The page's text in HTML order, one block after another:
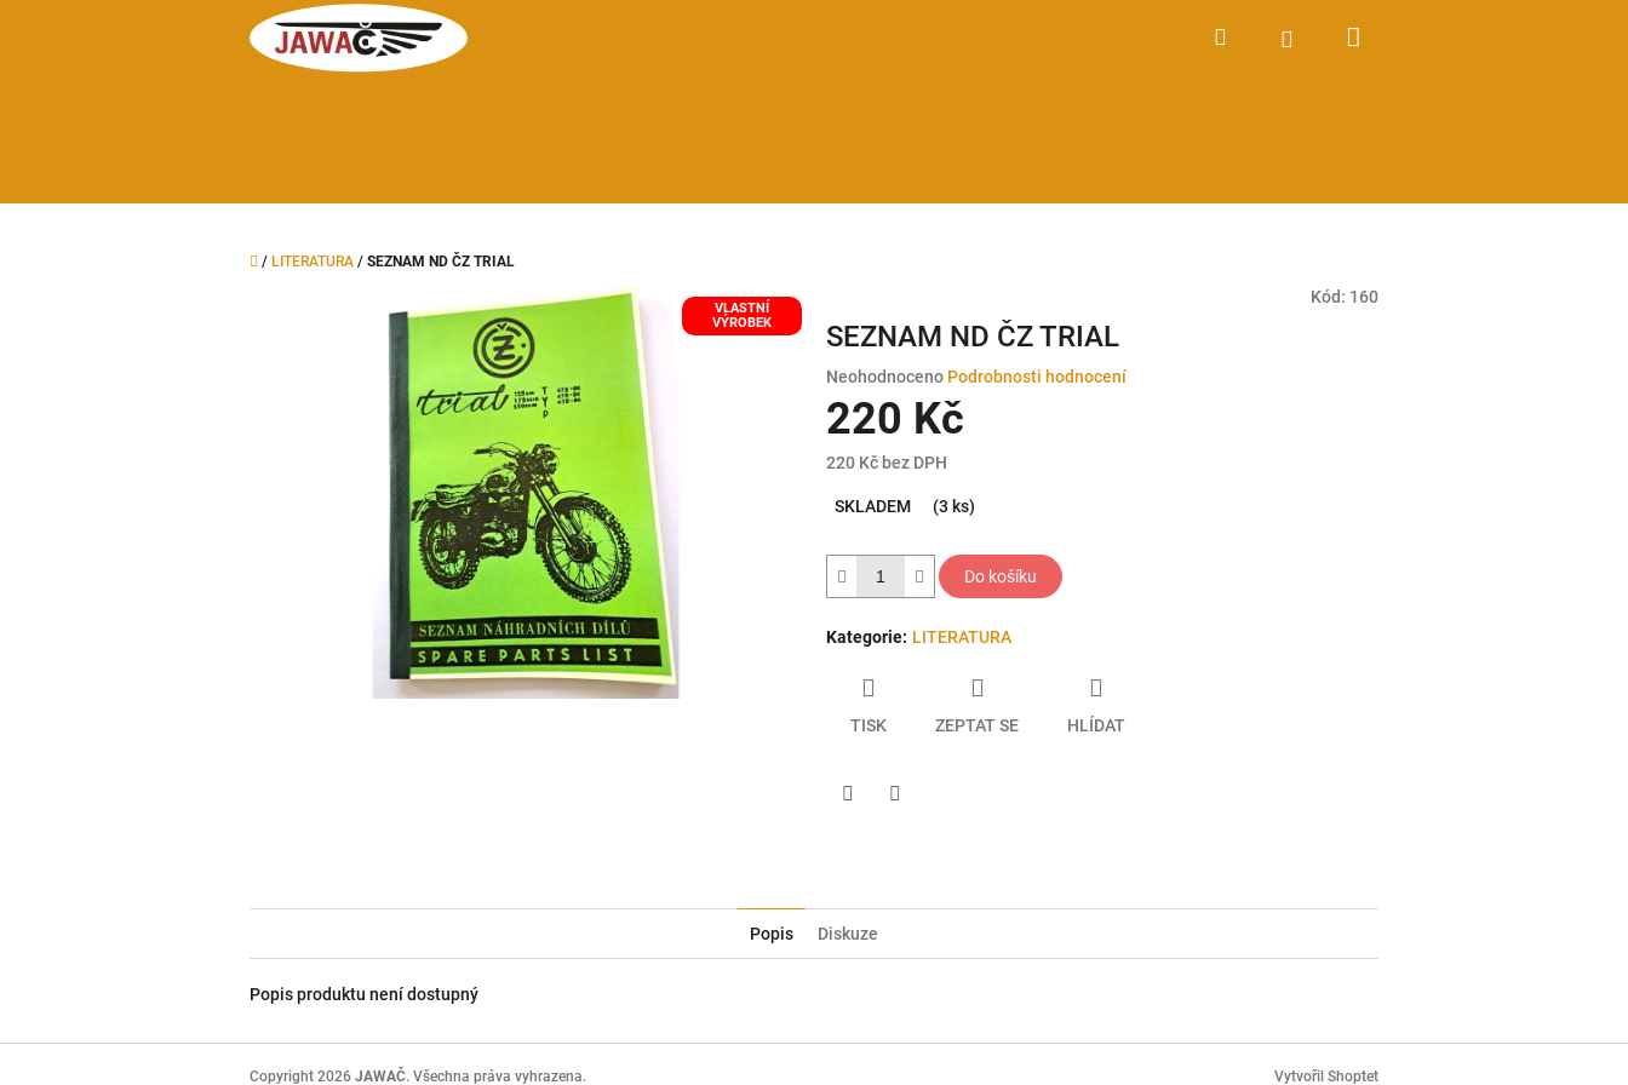
Hledat Přihlášení
Domů
/ LITERATURA / SEZNAM ND ČZ TRIAL
VLASTNÍ
VÝROBEK
Kód: 160
SEZNAM ND ČZ TRIAL
Průměrné
hodnocení
produktu
0,0
Neohodnoceno Podrobnosti hodnocení
220 Kč
220 Kč bez DPH
cena:
SKLADEM (3 ks)
Do košíku
Kategorie: LITERATURA
TISK ZEPTAT SE HLÍDAT
Popis Diskuze
Popis produktu není dostupný
Vytvořil Shoptet
Copyright 2026 JAWAČ. Všechna práva vyhrazena.